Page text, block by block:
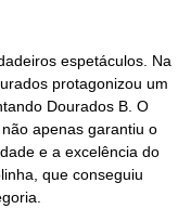
espetáculos. Na
protagonizou um
Dourados B. O
apenas garantiu o
e a excelência do
que conseguiu